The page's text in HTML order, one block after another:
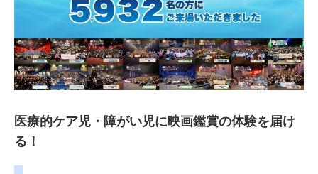
医療的ケア児・障がい児に映画鑑賞の体験を届け
る！